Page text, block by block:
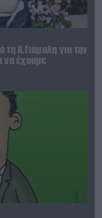
τη Α.Γιάμαλη για την
να έχουμε